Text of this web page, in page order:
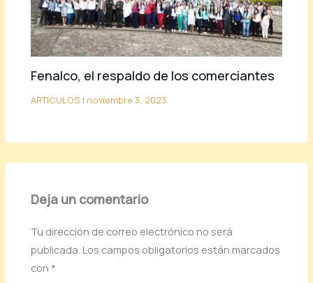
Fenalco, el respaldo de los comerciantes
ARTICULOS | noviembre 3, 2023
Deja un comentario
Tu dirección de correo electrónico no será
publicada. Los campos obligatorios están marcados
con *